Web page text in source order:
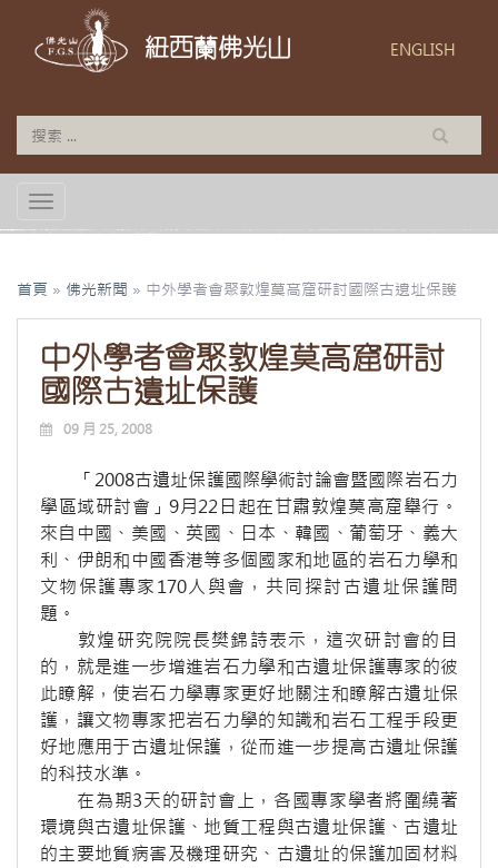
紐西蘭佛光山 ENGLISH
TOGGLE NAVIGATION
首頁 » 佛光新聞 » 中外學者會聚敦煌莫高窟研討國際古遺址保護
中外學者會聚敦煌莫高窟研討
國際古遺址保護
09 月 25, 2008
「2008古遺址保護國際學術討論會暨國際岩石力
學區域研討會」9月22日起在甘肅敦煌莫高窟舉行。
來自中國、美國、英國、日本、韓國、葡萄牙、義大
利、伊朗和中國香港等多個國家和地區的岩石力學和
文物保護專家170人與會，共同探討古遺址保護問
題。
敦煌研究院院長樊錦詩表示，這次研討會的目
的，就是進一步增進岩石力學和古遺址保護專家的彼
此瞭解，使岩石力學專家更好地關注和瞭解古遺址保
護，讓文物專家把岩石力學的知識和岩石工程手段更
好地應用于古遺址保護，從而進一步提高古遺址保護
的科技水準。
在為期3天的研討會上，各國專家學者將圍繞著
環境與古遺址保護、地質工程與古遺址保護、古遺址
的主要地質病害及機理研究、古遺址的保護加固材料